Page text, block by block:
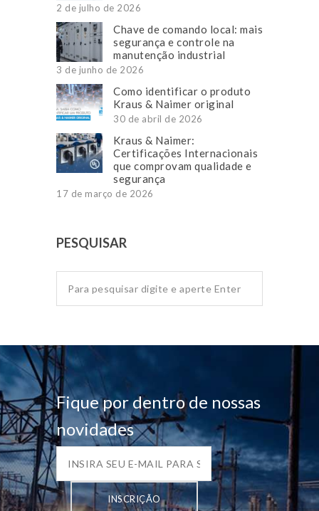
2 de julho de 2026
Chave de comando local: mais
segurança e controle na
manutenção industrial
3 de junho de 2026
Como identificar o produto
Kraus & Naimer original
30 de abril de 2026
Kraus & Naimer:
Certificações Internacionais
que comprovam qualidade e
segurança
17 de março de 2026
PESQUISAR
Fique por dentro de nossas
novidades